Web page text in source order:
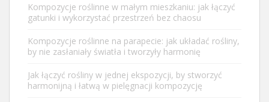
Kompozycje roślinne w małym mieszkaniu: jak łączyć
gatunki i wykorzystać przestrzeń bez chaosu
Kompozycje roślinne na parapecie: jak układać rośliny,
by nie zasłaniały światła i tworzyły harmonię
Jak łączyć rośliny w jednej ekspozycji, by stworzyć
harmonijną i łatwą w pielęgnacji kompozycję